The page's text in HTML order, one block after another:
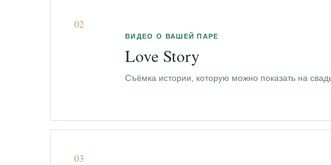
02
ВИДЕО О ВАШЕЙ ПАРЕ
Love Story
Съёмка истории, которую можно показать на
03